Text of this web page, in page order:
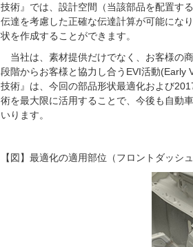
技術』では、設計空間（当該部品を配置す
伝達を考慮した正確な伝達計算が可能にな
状を作成することができます。
当社は、素材提供だけでなく、お客様の
段階からお客様と協力し合うEVI活動(Early
技術』は、今回の部品形状最適化および
術を最大限に活用することで、今後も自動
いります。
【図】最適化の適用部位（フロントダッシュ